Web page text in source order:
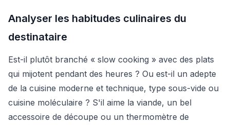
Analyser les habitudes culinaires du
destinataire
Est-il plutôt branché « slow cooking » avec des plats
qui mijotent pendant des heures ? Ou est-il un adepte
de la cuisine moderne et technique, type sous-vide ou
cuisine moléculaire ? S'il aime la viande, un bel
accessoire de découpe ou un thermomètre de